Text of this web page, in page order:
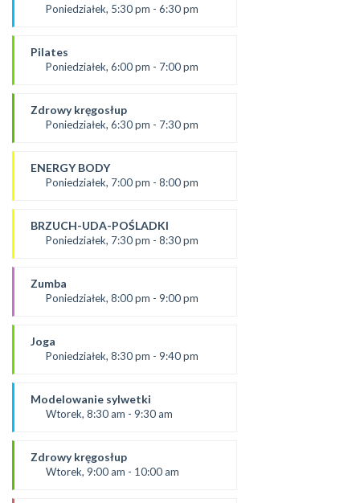
Żaneta
Poniedziałek, 5:30 pm - 6:30 pm
Aneta J.
SALA 1
Pilates
Poniedziałek, 6:00 pm - 7:00 pm
Żaneta
*Zajęcia dla dorosłych i dzieci
Zdrowy kręgosłup
Poniedziałek, 6:30 pm - 7:30 pm
Ania
*Zajęcia dla dorosłych i dzieci
ENERGY BODY
Poniedziałek, 7:00 pm - 8:00 pm
Karolina
SALA 2
BRZUCH-UDA-POŚLADKI
Poniedziałek, 7:30 pm - 8:30 pm
Kasia W.
SALA 1
Zumba
Poniedziałek, 8:00 pm - 9:00 pm
Ola P.
*Zajęcia dla dorosłych i dzieci
Joga
Poniedziałek, 8:30 pm - 9:40 pm
Dominika
SALA 1
Modelowanie sylwetki
Wtorek, 8:30 am - 9:30 am
prowadząca:
Dominika F
Zdrowy kręgosłup
Wtorek, 9:00 am - 10:00 am